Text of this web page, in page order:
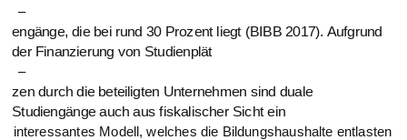
–
engänge, die bei rund 30 Prozent liegt (BIBB 2017). Aufgrund
der Finanzierung von Studienplät
–
zen durch die beteiligten Unternehmen sind duale
Studiengänge auch aus fiskalischer Sicht ein
interessantes Modell, welches die Bildungshaushalte entlasten